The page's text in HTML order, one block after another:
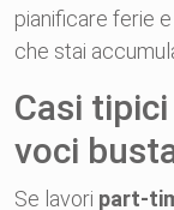
pianificare ferie
che stai
Casi
voci
Se lavori part-